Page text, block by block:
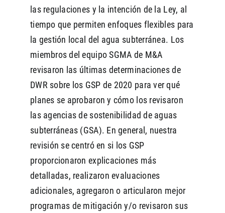
las regulaciones y la intención de la Ley, al
tiempo que permiten enfoques flexibles para
la gestión local del agua subterránea. Los
miembros del equipo SGMA de M&A
revisaron las últimas determinaciones de
DWR sobre los GSP de 2020 para ver qué
planes se aprobaron y cómo los revisaron
las agencias de sostenibilidad de aguas
subterráneas (GSA). En general, nuestra
revisión se centró en si los GSP
proporcionaron explicaciones más
detalladas, realizaron evaluaciones
adicionales, agregaron o articularon mejor
programas de mitigación y/o revisaron sus